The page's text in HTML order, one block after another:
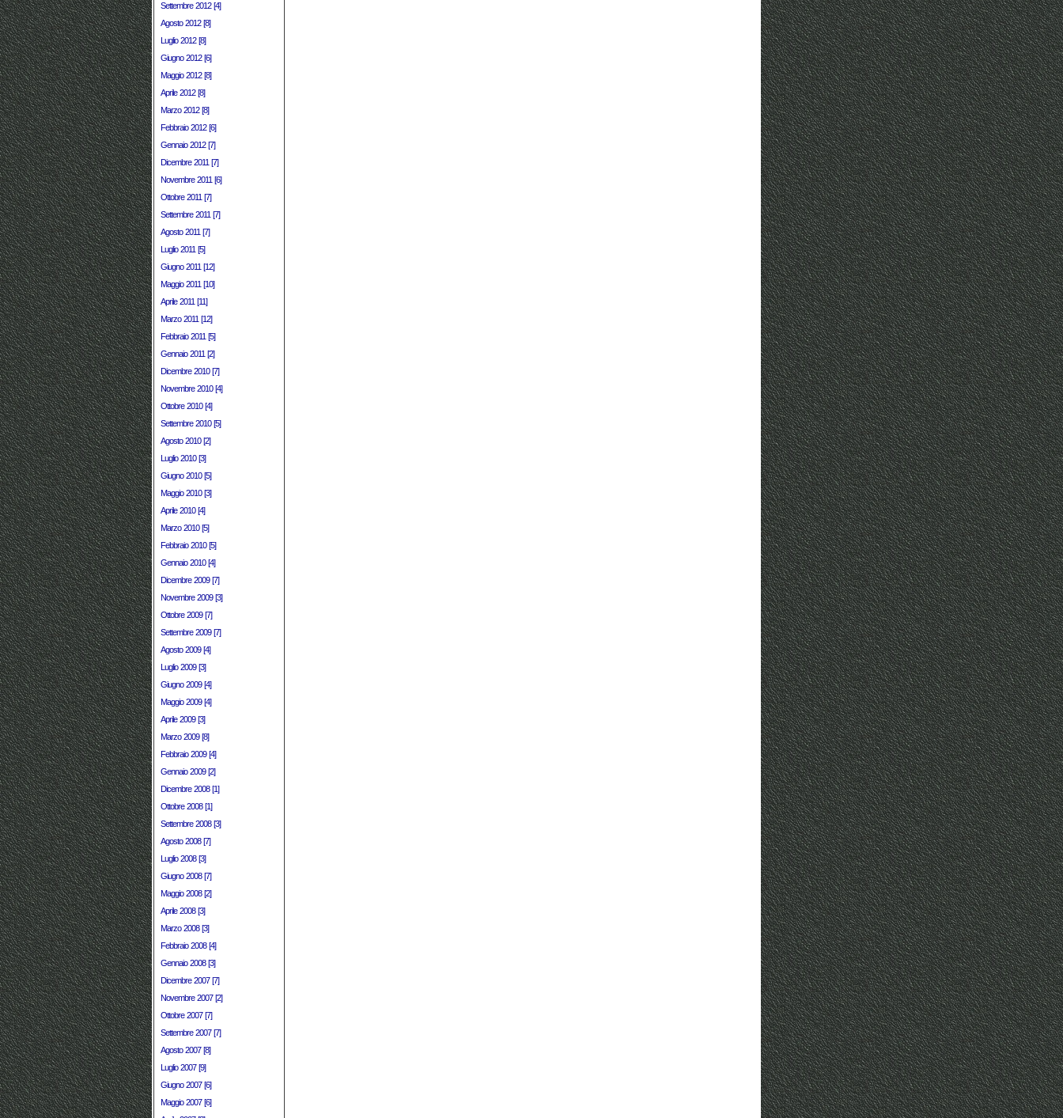
Settembre 2012 [4]
Agosto 2012 [8]
Luglio 2012 [8]
Giugno 2012 [6]
Maggio 2012 [8]
Aprile 2012 [8]
Marzo 2012 [8]
Febbraio 2012 [6]
Gennaio 2012 [7]
Dicembre 2011 [7]
Novembre 2011 [6]
Ottobre 2011 [7]
Settembre 2011 [7]
Agosto 2011 [7]
Luglio 2011 [5]
Giugno 2011 [12]
Maggio 2011 [10]
Aprile 2011 [11]
Marzo 2011 [12]
Febbraio 2011 [5]
Gennaio 2011 [2]
Dicembre 2010 [7]
Novembre 2010 [4]
Ottobre 2010 [4]
Settembre 2010 [5]
Agosto 2010 [2]
Luglio 2010 [3]
Giugno 2010 [5]
Maggio 2010 [3]
Aprile 2010 [4]
Marzo 2010 [5]
Febbraio 2010 [5]
Gennaio 2010 [4]
Dicembre 2009 [7]
Novembre 2009 [3]
Ottobre 2009 [7]
Settembre 2009 [7]
Agosto 2009 [4]
Luglio 2009 [3]
Giugno 2009 [4]
Maggio 2009 [4]
Aprile 2009 [3]
Marzo 2009 [8]
Febbraio 2009 [4]
Gennaio 2009 [2]
Dicembre 2008 [1]
Ottobre 2008 [1]
Settembre 2008 [3]
Agosto 2008 [7]
Luglio 2008 [3]
Giugno 2008 [7]
Maggio 2008 [2]
Aprile 2008 [3]
Marzo 2008 [3]
Febbraio 2008 [4]
Gennaio 2008 [3]
Dicembre 2007 [7]
Novembre 2007 [2]
Ottobre 2007 [7]
Settembre 2007 [7]
Agosto 2007 [8]
Luglio 2007 [9]
Giugno 2007 [6]
Maggio 2007 [6]